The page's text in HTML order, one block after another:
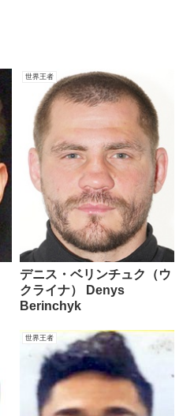
世界王者
デニス・ベリンチュク（ウ
クライナ） Denys
Berinchyk
世界王者